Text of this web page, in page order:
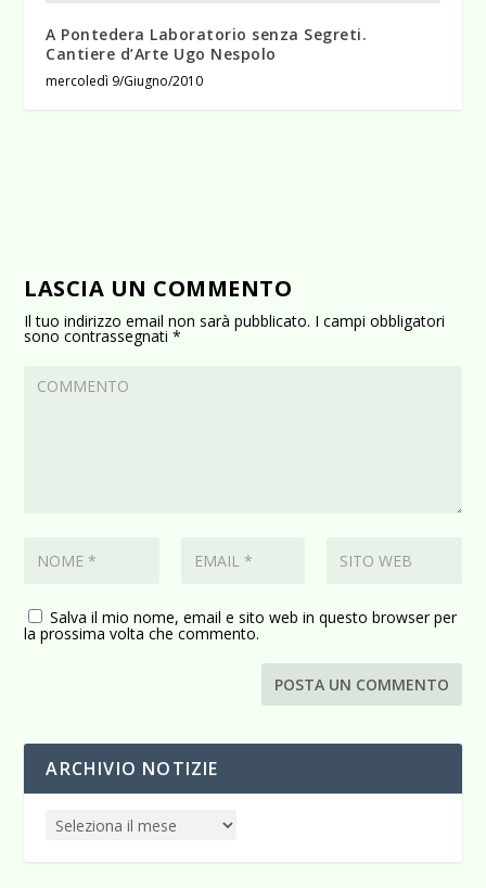
A Pontedera Laboratorio senza Segreti.
Cantiere d’Arte Ugo Nespolo
mercoledì 9/Giugno/2010
LASCIA UN COMMENTO
Il tuo indirizzo email non sarà pubblicato. I campi obbligatori
sono contrassegnati*
Salva il mio nome, email e sito web in questo browser per
la prossima volta che commento.
ARCHIVIO NOTIZIE